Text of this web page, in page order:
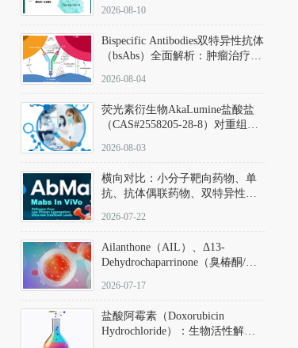
拟帕金森病的核心病理与行为表
向KRAS/NRAS/HRAS的广谱RAS
2026-08-10
Bispecific Antibodies双特异性抗体
（bsAbs）全面解析：肿瘤治疗的
2026-08-04
荧光素衍生物AkaLumine盐酸盐
（CAS#2558205-28-8）对重组萤
数（Km）为2.06 μM；其近红外
发光特性赋予优异的组织穿透能
力，大幅增强成像信噪比，从而
实现活体动物模型中极低给药剂
量下的高灵敏度、非侵入式生物
2026-08-03
横向对比：小分子靶向药物、单
抗、抗体偶联药物、双特异性抗
及应用瓶颈
2026-07-22
Ailanthone（AIL）、Δ13-
Dehydrochaparrinone（臭椿酮/臭
DKM货号 D806885
2026-07-17
盐酸阿霉素（Doxorubicin
Hydrochloride）：生物活性解